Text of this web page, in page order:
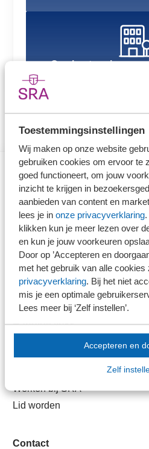
Toestemmingsinstellingen
Wij maken op onze website
gebruiken cookies om ervoor te
goed functioneert, om jouw
inzicht te krijgen in
aanbieden van content en
lees je in onze privacyverklaring.
klikken kun je meer lezen over
en kun je jouw voorkeuren
Door op ’Accepteren en
met het gebruik van alle
privacyverklaring. Bij het niet
mis je een optimale
Lees meer bij ‘Zelf instellen’.
Accepteren en
Zelf
Ons kantoor is nog
Direct naar
Stel je vaktechnische vraag
Branche in Zicht
Dossiers
Kantoorvinder
Nieuwsbank
Handige links
Werken bij SRA
Lid worden
Contact